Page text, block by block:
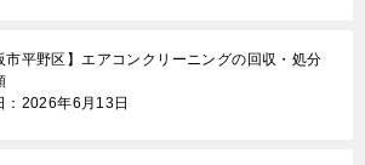
市平野区】エアコンクリーニングの回収・処分
：2026年6月13日